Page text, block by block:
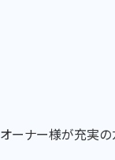
オーナー様が充実の